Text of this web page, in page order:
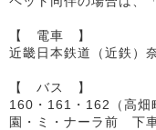
【 電車 】
近畿日本鉄道（近鉄
【 バス 】
160・161・162（高
園・ミ・ナーラ前 下